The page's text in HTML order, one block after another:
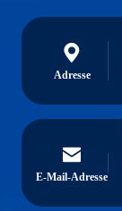
Adresse
E-Mail-Adresse